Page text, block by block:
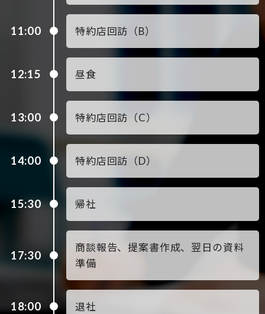
11:00 特約店回訪（B）
12:15 昼食
13:00 特約店回訪（C）
14:00 特約店回訪（D）
15:30 帰社
17:30
商談報告、提案書作成、翌日の資料
準備
18:00 退社